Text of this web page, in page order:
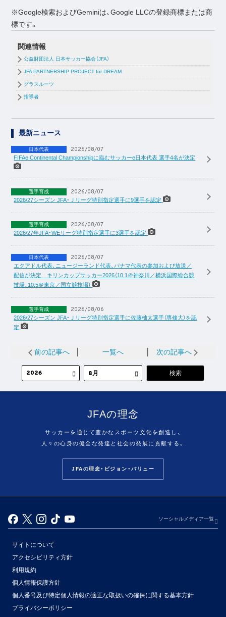
※Google検索およびGeminiは、Google LLCの登録商標または商
標です。
関連情報
公益財団法人 日本サッカー協会（JFA）
JFA PARTNERSHIP PROJECT for DREAM
グラスルーツ
指導者
最新ニュース
日本代表 2026/08/07
FIFAe Continental Championshipに臨むサッカーe日本代表 選手4名が決定
選手育成 2026/08/07
2026/27シーズン JFA・Ｊリーグ特別指定選手に9選手を認定
選手育成 2026/08/07
2026/27年JFA・WEリーグ特別指定選手に3選手を認定
日本代表 2026/08/07
エクアドル代表、ニュージーランド代表、パナマ代表の参加および放送／
配信が決定 キリンカップサッカー2026（10.1＠神奈川／横浜国際総合競
技場、10.5＠東京／国立競技場）
選手育成 2026/08/06
2026/27シーズン JFA・Ｊリーグ特別指定選手に佐藤柚太選手（専修大）を認
定
前の記事へ 一覧へ 次の記事へ
JFAの理念
サッカーを通じて豊かなスポーツ文化を創造し、
人々の心身の健全な発達と社会の発展に貢献する。
JFAの理念・ビジョン・バリュー
ソーシャルメディア一覧
サイトについて
アクセシビリティ方針
利用規約
個人情報保護方針
個人番号及び特定個人情報の適正な取扱いの確保に関する基本方針
プライバシーポリシー